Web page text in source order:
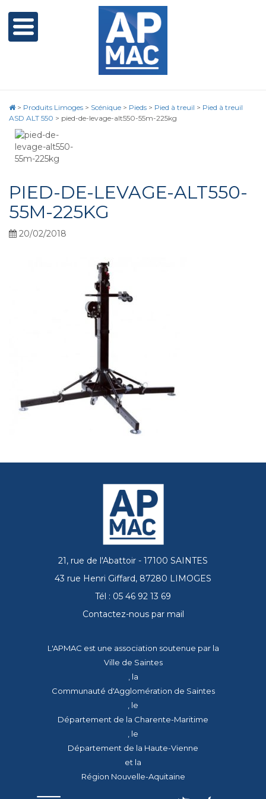
> Produits Limoges > Scénique > Pieds > Pied à treuil > Pied à treuil
ASD ALT 550 > pied-de-levage-alt550-55m-225kg
PIED-DE-LEVAGE-ALT550-
55M-225KG
20/02/2018
21, rue de l'Abattoir - 17100 SAINTES
43 rue Henri Giffard, 87280 LIMOGES
Tél : 05 46 92 13 69
Contactez-nous par mail
L'APMAC est une association soutenue par la
Ville de Saintes
, la
Communauté d'Agglomération de Saintes
, le
Département de la Charente-Maritime
, le
Département de la Haute-Vienne
et la
Région Nouvelle-Aquitaine